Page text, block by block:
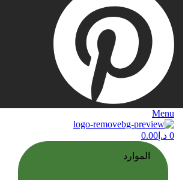
Menu
0 د.إ 0.00
الموارد